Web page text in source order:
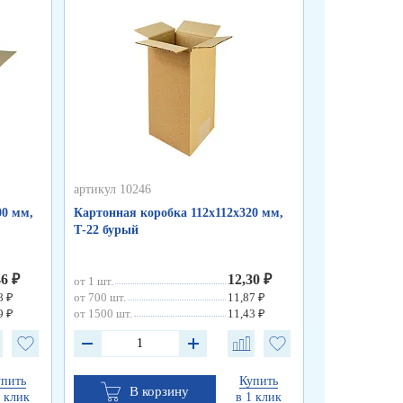
мм,
₽
₽
₽
клик
артикул 10246
Картонная коробка 112х112х320 мм,
Т-22 бурый
от 1 шт. 12,30 ₽
от 700 шт.
11,87 ₽
от 1500 шт.
11,43 ₽
В корзину
Купить
в 1 клик